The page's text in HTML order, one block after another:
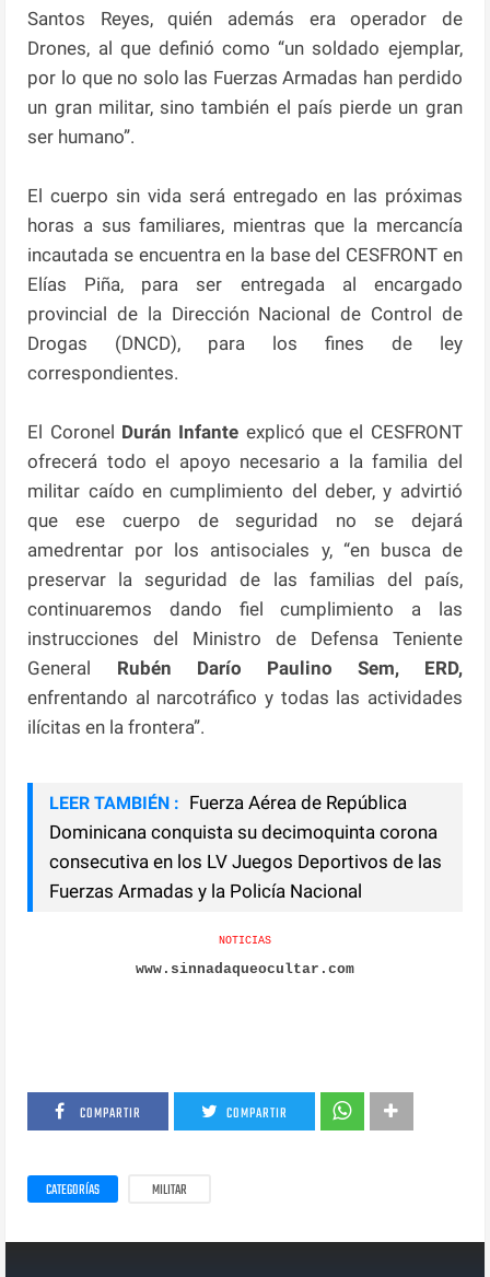
Santos Reyes, quién además era operador de
Drones, al que definió como “un soldado ejemplar,
por lo que no solo las Fuerzas Armadas han perdido
un gran militar, sino también el país pierde un gran
ser humano”.
El cuerpo sin vida será entregado en las próximas
horas a sus familiares, mientras que la mercancía
incautada se encuentra en la base del CESFRONT en
Elías Piña, para ser entregada al encargado
provincial de la Dirección Nacional de Control de
Drogas (DNCD), para los fines de ley
correspondientes.
El Coronel Durán Infante explicó que el CESFRONT
ofrecerá todo el apoyo necesario a la familia del
militar caído en cumplimiento del deber, y advirtió
que ese cuerpo de seguridad no se dejará
amedrentar por los antisociales y, “en busca de
preservar la seguridad de las familias del país,
continuaremos dando fiel cumplimiento a las
instrucciones del Ministro de Defensa Teniente
General Rubén Darío Paulino Sem, ERD,
enfrentando al narcotráfico y todas las actividades
ilícitas en la frontera”.
LEER TAMBIÉN : Fuerza Aérea de República
Dominicana conquista su decimoquinta corona
consecutiva en los LV Juegos Deportivos de las
Fuerzas Armadas y la Policía Nacional
NOTICIAS
www.sinnadaqueocultar.com
COMPARTIR COMPARTIR
CATEGORÍAS MILITAR